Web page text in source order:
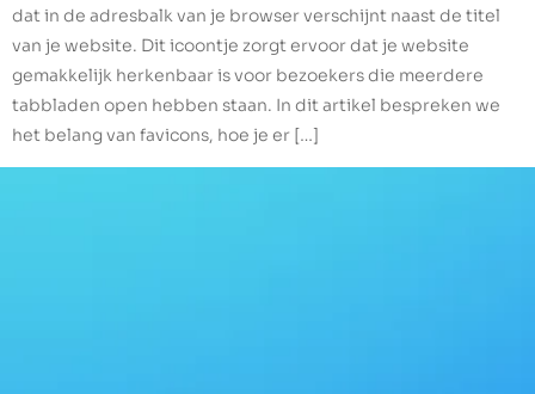
dat in de adresbalk van je browser verschijnt naast de titel
van je website. Dit icoontje zorgt ervoor dat je website
gemakkelijk herkenbaar is voor bezoekers die meerdere
tabbladen open hebben staan. In dit artikel bespreken we
het belang van favicons, hoe je er […]